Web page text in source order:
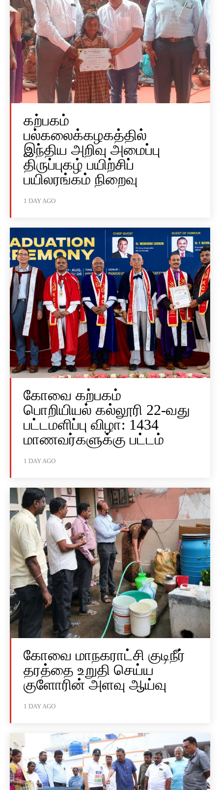
கற்பகம்
பல்கலைக்கழகத்தில்
இந்திய அறிவு அமைப்பு
திருப்புகழ் பயிற்சிப்
பயிலரங்கம் நிறைவு
1 DAY AGO
கோவை கற்பகம்
பொறியியல் கல்லூரி 22-வது
பட்டமளிப்பு விழா: 1434
மாணவர்களுக்கு பட்டம்
1 DAY AGO
கோவை மாநகராட்சி குடிநீர்
தரத்தை உறுதி செய்ய
குளோரின் அளவு ஆய்வு
1 DAY AGO